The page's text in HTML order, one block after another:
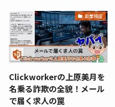
副業検証
Clickworkerの上原美月を
名乗る詐欺の全貌！メール
で届く求人の罠